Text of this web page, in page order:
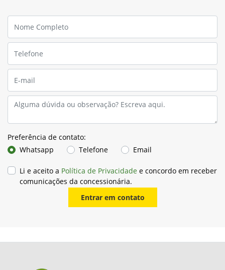
Preferência de contato:
Whatsapp
Telefone Email
Li e aceito a Política de Privacidade e concordo em receber
comunicações da concessionária.
Entrar em contato